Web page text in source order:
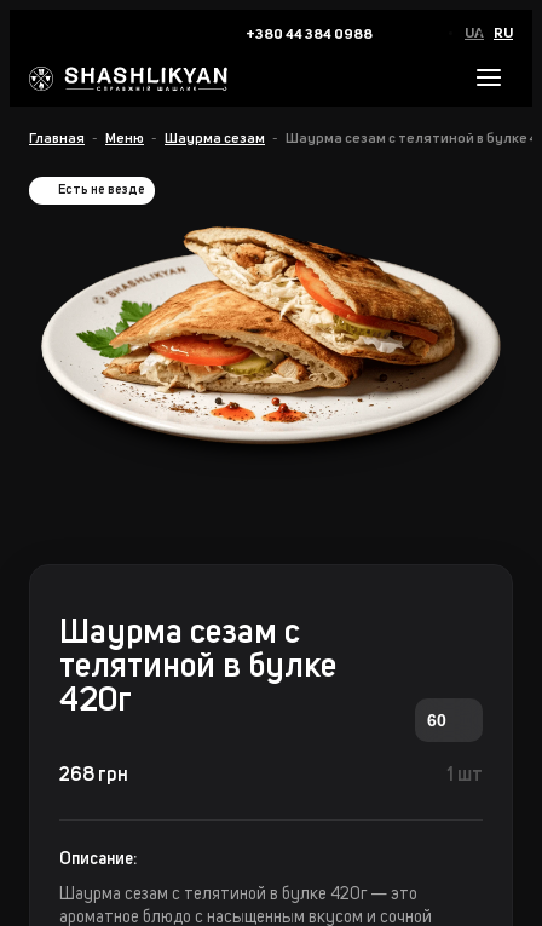
+380 44 384 0988 UA RU
Главная Меню Шаурма сезам Шаурма сезам с телятиной в булке
Шаурма сезам с
телятиной в булке
420г
60
268 грн 1 шт
Описание:
Шаурма сезам с телятиной в булке 420г — это
ароматное блюдо с насыщенным вкусом и сочной
Есть не везде